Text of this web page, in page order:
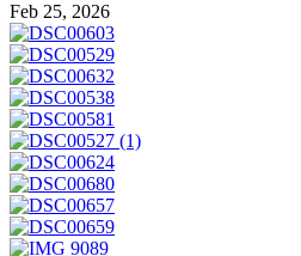
Feb 25, 2026